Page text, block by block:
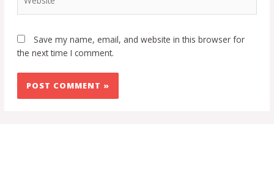
Save my name, email, and website in this browser for
the next time I comment.